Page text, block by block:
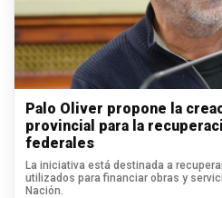
Palo Oliver propone la
provincial para la
federales
La iniciativa está destinada a
utilizados para financiar obras y
Nación.